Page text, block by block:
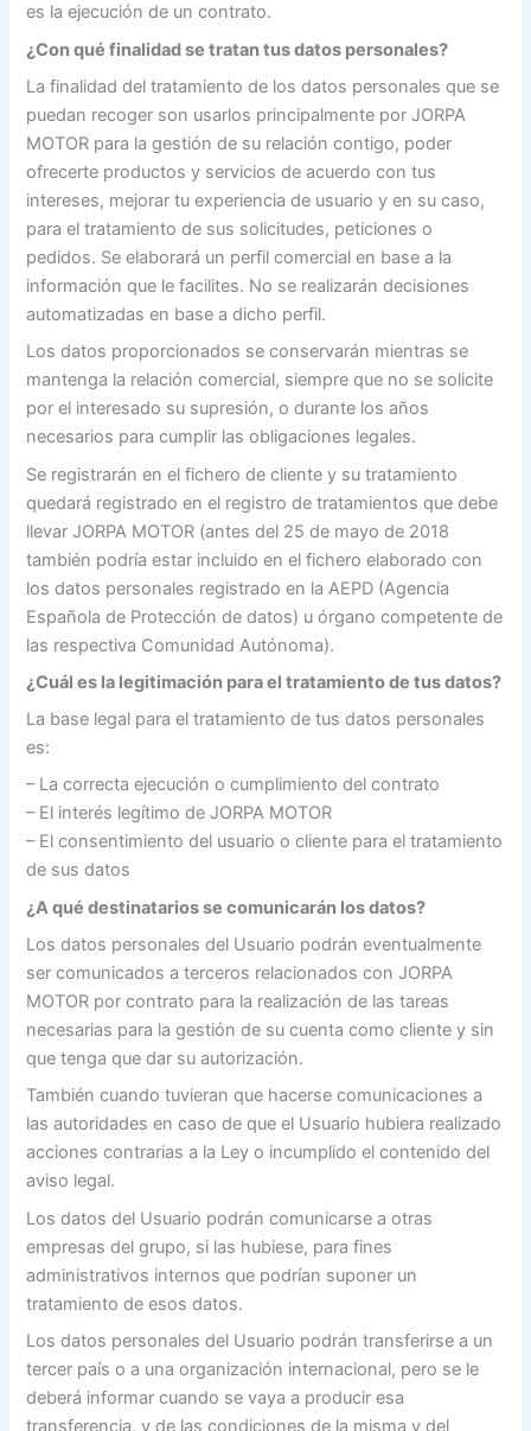
es la ejecución de un contrato.
¿Con qué finalidad se tratan tus datos personales?
La finalidad del tratamiento de los datos personales que se
puedan recoger son usarlos principalmente por JORPA
MOTOR para la gestión de su relación contigo, poder
ofrecerte productos y servicios de acuerdo con tus
intereses, mejorar tu experiencia de usuario y en su caso,
para el tratamiento de sus solicitudes, peticiones o
pedidos. Se elaborará un perfil comercial en base a la
información que le facilites. No se realizarán decisiones
automatizadas en base a dicho perfil.
Los datos proporcionados se conservarán mientras se
mantenga la relación comercial, siempre que no se solicite
por el interesado su supresión, o durante los años
necesarios para cumplir las obligaciones legales.
Se registrarán en el fichero de cliente y su tratamiento
quedará registrado en el registro de tratamientos que debe
llevar JORPA MOTOR (antes del 25 de mayo de 2018
también podría estar incluido en el fichero elaborado con
los datos personales registrado en la AEPD (Agencia
Española de Protección de datos) u órgano competente de
las respectiva Comunidad Autónoma).
¿Cuál es la legitimación para el tratamiento de tus datos?
La base legal para el tratamiento de tus datos personales
es:
– La correcta ejecución o cumplimiento del contrato
– El interés legítimo de JORPA MOTOR
– El consentimiento del usuario o cliente para el tratamiento
de sus datos
¿A qué destinatarios se comunicarán los datos?
Los datos personales del Usuario podrán eventualmente
ser comunicados a terceros relacionados con JORPA
MOTOR por contrato para la realización de las tareas
necesarias para la gestión de su cuenta como cliente y sin
que tenga que dar su autorización.
También cuando tuvieran que hacerse comunicaciones a
las autoridades en caso de que el Usuario hubiera realizado
acciones contrarias a la Ley o incumplido el contenido del
aviso legal.
Los datos del Usuario podrán comunicarse a otras
empresas del grupo, si las hubiese, para fines
administrativos internos que podrían suponer un
tratamiento de esos datos.
Los datos personales del Usuario podrán transferirse a un
tercer país o a una organización internacional, pero se le
deberá informar cuando se vaya a producir esa
transferencia, y de las condiciones de la misma y del